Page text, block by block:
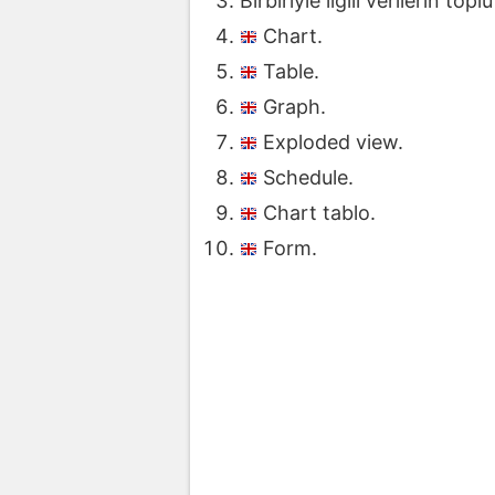
Chart.
Table.
Graph.
Exploded view.
Schedule.
Chart tablo.
Form.